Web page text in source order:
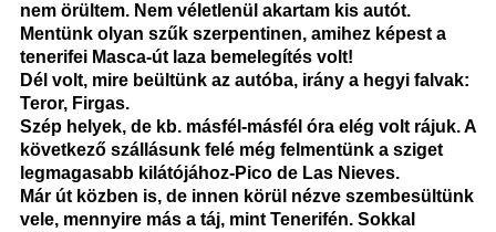
nem örültem. Nem véletlenül akartam kis autót.
Mentünk olyan szűk szerpentinen, amihez képest a
tenerifei Masca-út laza bemelegítés volt!
Dél volt, mire beültünk az autóba, irány a hegyi falvak:
Teror, Firgas.
Szép helyek, de kb. másfél-másfél óra elég volt rájuk. A
következő szállásunk felé még felmentünk a sziget
legmagasabb kilátójához-Pico de Las Nieves.
Már út közben is, de innen körül nézve szembesültünk
vele, mennyire más a táj, mint Tenerifén. Sokkal